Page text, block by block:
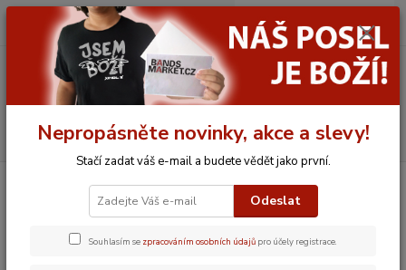
Menu
CZK
Hledat
za0,00 Kč
Mikina unisex Jelen Backdrop
Nepropásněte novinky, akce a slevy!
Stačí zadat váš e-mail a budete vědět jako první.
Odeslat
Souhlasím se zpracováním osobních údajů pro účely registrace.